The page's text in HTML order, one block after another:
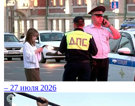
– 27 июля 2026